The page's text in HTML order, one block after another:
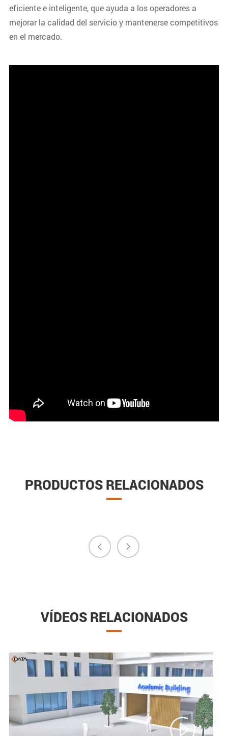
eficiente e inteligente, que ayuda a los operadores a
mejorar la calidad del servicio y mantenerse competitivos
en el mercado.
PRODUCTOS RELACIONADOS
 
VÍDEOS RELACIONADOS
